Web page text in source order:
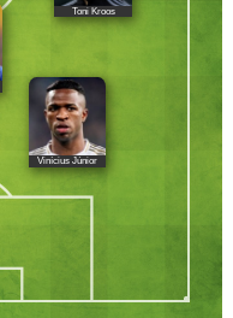
Toni Kroos
Vinícius Júnior